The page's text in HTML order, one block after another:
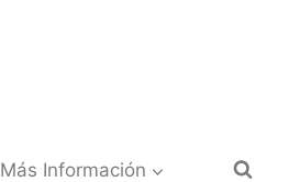
Más Información